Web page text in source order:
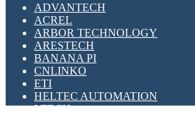
ADVANTECH
ACREL
ARBOR TECHNOLOGY
ARESTECH
BANANA PI
CNLINKO
ETI
HELTEC AUTOMATION
LTECH